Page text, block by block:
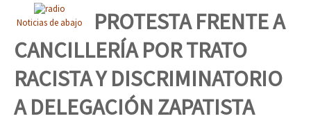
La palabra del EZLN
TEMAS
Chiapas
México
Dia 2 do Encontro “Guerra contra a Humanidad”
Dia 1: Encontro “Guerra contra a Humanidade”
Noticias de abajo
PROTESTA FRENTE A
CANCILLERÍA POR TRATO
RACISTA Y DISCRIMINATORIO
A DELEGACIÓN ZAPATISTA